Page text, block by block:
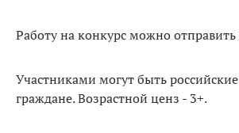
Работу на конкурс можно
Участниками могут быть
граждане. Возрастной ценз - 3+.